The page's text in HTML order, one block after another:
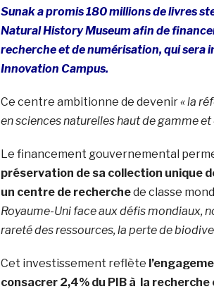
Sunak a promis 180 millions de livres
Natural History Museum afin de
recherche et de numérisation, qui sera
Innovation Campus.
Ce centre ambitionne de devenir« la
en sciences naturelles haut de gamme
Le financement gouvernemental
préservation de sa collection unique
un centre de recherchede classe
Royaume-Uni face aux défis mondiaux,
rareté des ressources, la perte de
Cet investissement reflète
consacrer 2,4% du PIB à la